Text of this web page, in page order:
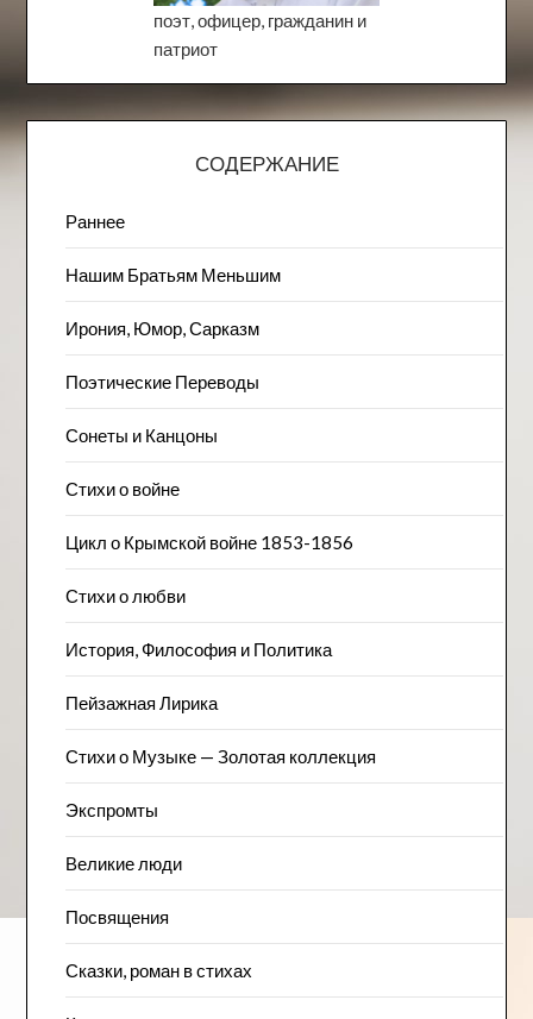
поэт, офицер, гражданин и
патриот
СОДЕРЖАНИЕ
Раннее
Нашим Братьям Меньшим
Ирония, Юмор, Сарказм
Поэтические Переводы
Сонеты и Канцоны
Стихи о войне
Цикл о Крымской войне 1853-1856
Стихи о любви
История, Философия и Политика
Пейзажна​я Лирика
Стихи о Музыке — Золотая коллекция
Экспромты
Великие люди
Посвящения
Сказки, роман в стихах